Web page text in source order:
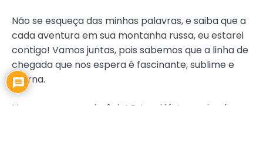
Não se esqueça das minhas palavras, e saiba que a
cada aventura em sua montanha russa, eu estarei
contigo! Vamos juntas, pois sabemos que a linha de
chegada que nos espera é fascinante, sublime e
eterna.
Nos vemos na cerimônia! Estarei lá, te apoiando e